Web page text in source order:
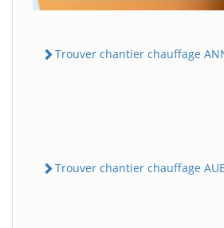
Trouver chantier chauffage
Trouver chantier chauffage